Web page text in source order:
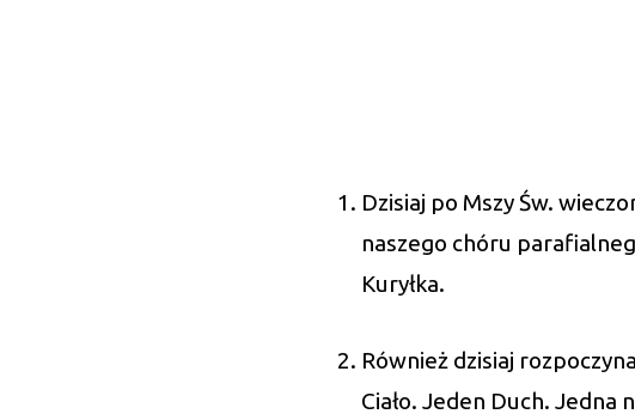
Dzisiaj po Mszy Św.
naszego chóru
Kuryłka.
Również dzisiaj
Ciało. Jeden Duch. Jedna